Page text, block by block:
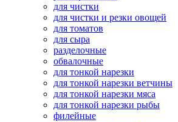
для чистки
для чистки и резки овощей
для томатов
для сыра
разделочные
обвалочные
для тонкой нарезки
для тонкой нарезки ветчины
для тонкой нарезки мяса
для тонкой нарезки рыбы
филейные